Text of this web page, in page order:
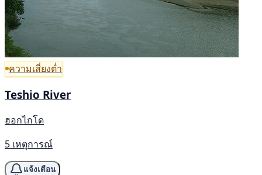
ความเสี่ยงต่ำ
Teshio River
ฮอกไกโด
5 เหตุการณ์
แจ้งเตือน